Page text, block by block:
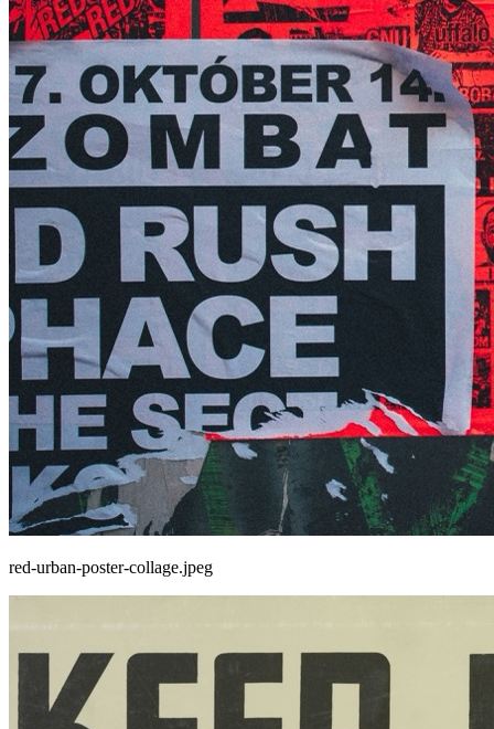
red-urban-poster-collage.jpeg